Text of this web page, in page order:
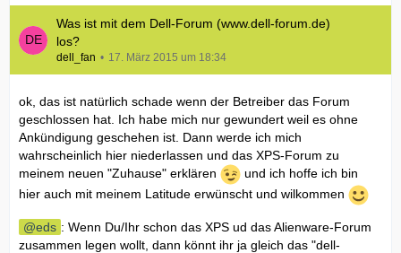
Was ist mit dem Dell-Forum (www.dell-forum.de)
los?
dell_fan 17. März 2015 um 18:34
ok, das ist natürlich schade wenn der Betreiber das Forum
geschlossen hat. Ich habe mich nur gewundert weil es ohne
Ankündigung geschehen ist. Dann werde ich mich
wahrscheinlich hier niederlassen und das XPS-Forum zu
meinem neuen "Zuhause" erklären
und ich hoffe ich bin
hier auch mit meinem Latitude erwünscht und wilkommen
eds : Wenn Du/Ihr schon das XPS ud das Alienware-Forum
zusammen legen wollt, dann könnt ihr ja gleich das "dell-